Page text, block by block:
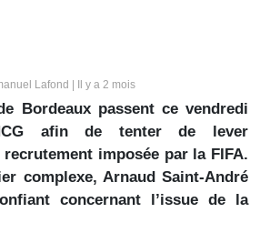
Lafond | Il y a 2 mois
Bordeaux passent ce vendredi
afin de tenter de lever
imposée par la FIFA.
complexe, Arnaud Saint-André
concernant l’issue de la